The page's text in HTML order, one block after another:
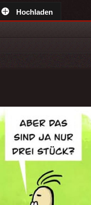
Hochladen